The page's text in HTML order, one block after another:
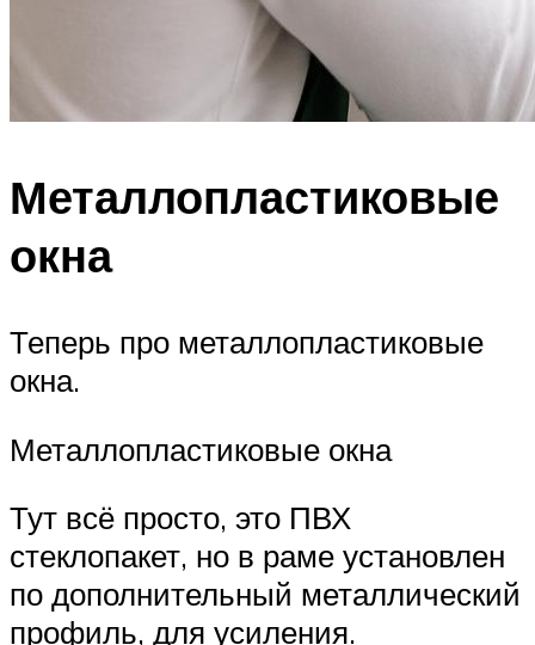
Металлопластиковые
окна
Теперь про металлопластиковые
окна.
Металлопластиковые окна
Тут всё просто, это ПВХ
стеклопакет, но в раме установлен
по дополнительный металлический
профиль, для усиления.